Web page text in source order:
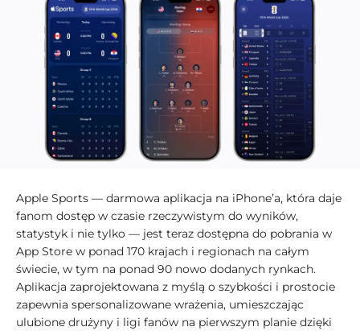
Apple Sports — darmowa aplikacja na iPhone’a, która daje
fanom dostęp w czasie rzeczywistym do wyników,
statystyk i nie tylko — jest teraz dostępna do pobrania w
App Store w ponad 170 krajach i regionach na całym
świecie, w tym na ponad 90 nowo dodanych rynkach.
Aplikacja zaprojektowana z myślą o szybkości i prostocie
zapewnia spersonalizowane wrażenia, umieszczając
ulubione drużyny i ligi fanów na pierwszym planie dzięki